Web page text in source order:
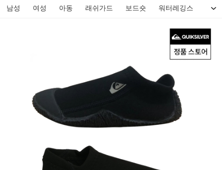
남성 여성 아동 래쉬가드 보드숏 워터레깅스 비
메뉴